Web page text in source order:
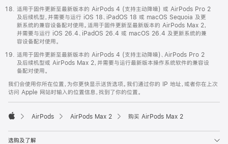
适用于固件更新至最新版本的 AirPods 4 (支持主动降噪) 或 AirPods Pro 2
及后续机型，并需要与运行 iOS 18、iPadOS 18 或 macOS Sequoia 及更
新系统的兼容设备配对使用。适用于固件更新至最新版本的 AirPods Max 2，
并需要与运行 iOS 26.4、iPadOS 26.4 或 macOS 26.4 及更新系统的兼
容设备配对使用。
适用于固件更新至最新版本的 AirPods 4 (支持主动降噪)、AirPods Pro 2
及后续机型或 AirPods Max 2，并需要与运行最新版本操作系统软件的兼容设
备配对使用。
我们会使用你所在位置，为你更快显示送货选项。我们通过你的 IP 地址，或者你在上次
访问 Apple 网站时输入的位置信息，找到了你的位置。
AirPods AirPods Max 2 购买 AirPods Max 2
选购及了解